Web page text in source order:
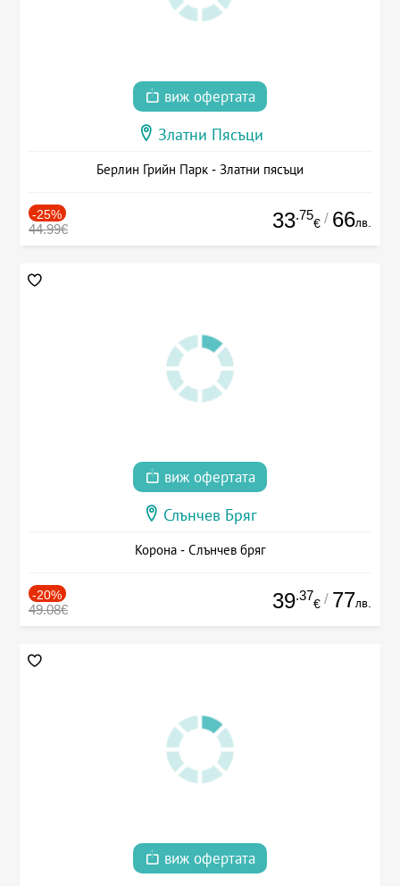
виж офертата
Златни Пясъци
Берлин Грийн Парк - Златни пясъци
-25%
44.99€ 33.75
€ / 66лв.
виж офертата
Слънчев Бряг
Корона - Слънчев бряг
-20%
49.08€ 39.37
€ / 77лв.
виж офертата